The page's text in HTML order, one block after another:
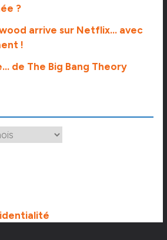
?
arrive sur Netflix… avec
!
de The Big Bang Theory